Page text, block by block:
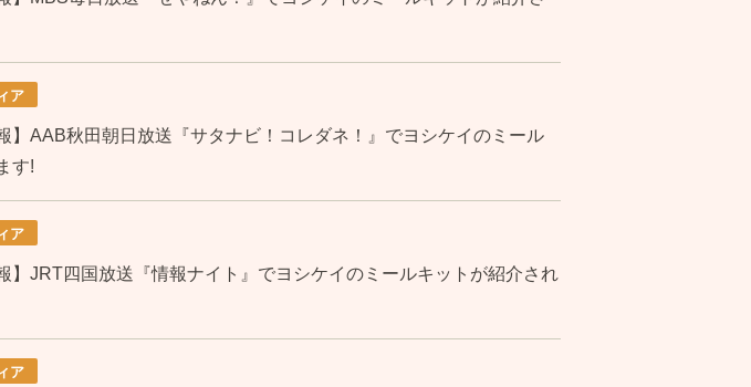
ア
】AAB秋田朝日放送『サタナビ！コレダネ！』でヨシケイのミール
す!
ア
】JRT四国放送『情報ナイト』でヨシケイのミールキットが紹介され
ア